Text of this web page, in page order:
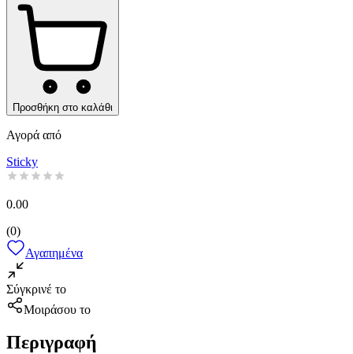
Προσθήκη στο καλάθι
Αγορά από
Sticky
0.00
(0)
Αγαπημένα
Σύγκρινέ το
Μοιράσου το
Περιγραφή